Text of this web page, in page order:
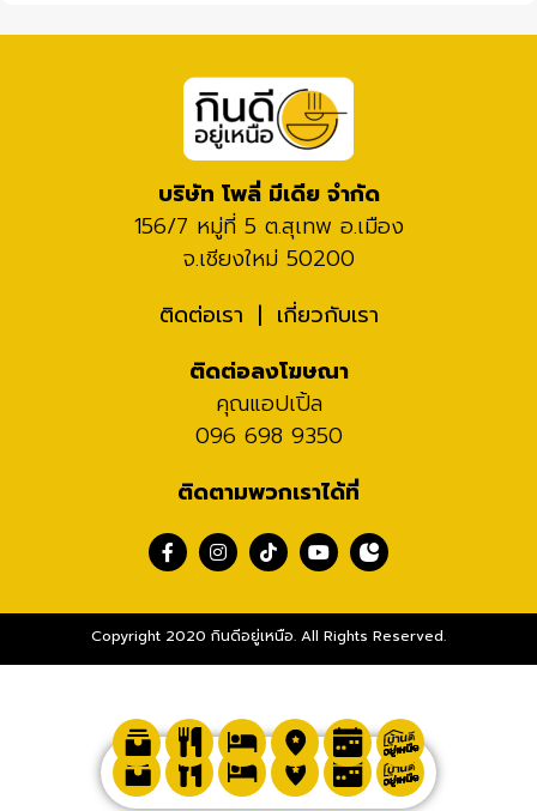
บริษัท โพลี่ มีเดีย จำกัด
156/7 หมู่ที่ 5 ต.สุเทพ อ.เมือง
จ.เชียงใหม่ 50200
ติดต่อเรา
เกี่ยวกับเรา
ติดต่อลงโฆษณา
คุณแอปเปิ้ล
096 698 9350
ติดตามพวกเราได้ที่
Copyright 2020 กินดีอยู่เหนือ. All Rights Reserved.